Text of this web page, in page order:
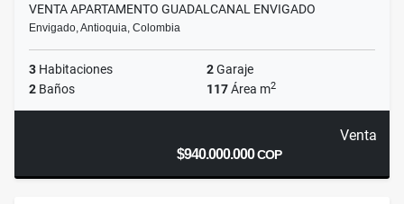
VENTA APARTAMENTO GUADALCANAL ENVIGADO
Envigado, Antioquia, Colombia
3 Habitaciones 2Garaje
2 Baños 117Área m2
Venta
$940.000.000COP